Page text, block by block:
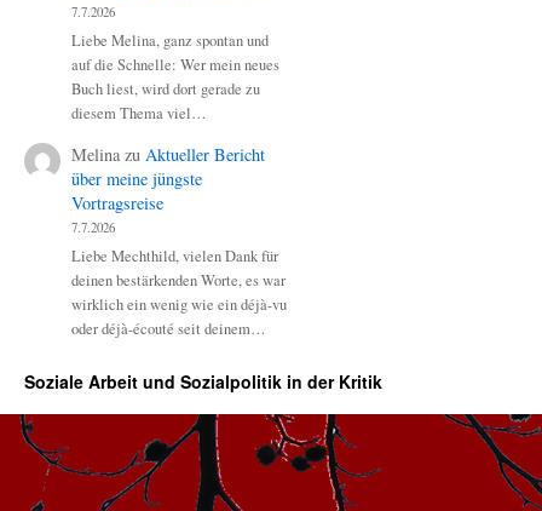
7.7.2026
Liebe Melina, ganz spontan und
auf die Schnelle: Wer mein neues
Buch liest, wird dort gerade zu
diesem Thema viel…
Melina zu Aktueller Bericht
über meine jüngste
Vortragsreise
7.7.2026
Liebe Mechthild, vielen Dank für
deinen bestärkenden Worte, es war
wirklich ein wenig wie ein déjà-vu
oder déjà-écouté seit deinem…
Soziale Arbeit und Sozialpolitik in der Kritik